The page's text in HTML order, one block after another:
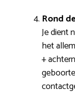
Rond
Je dient
het
+